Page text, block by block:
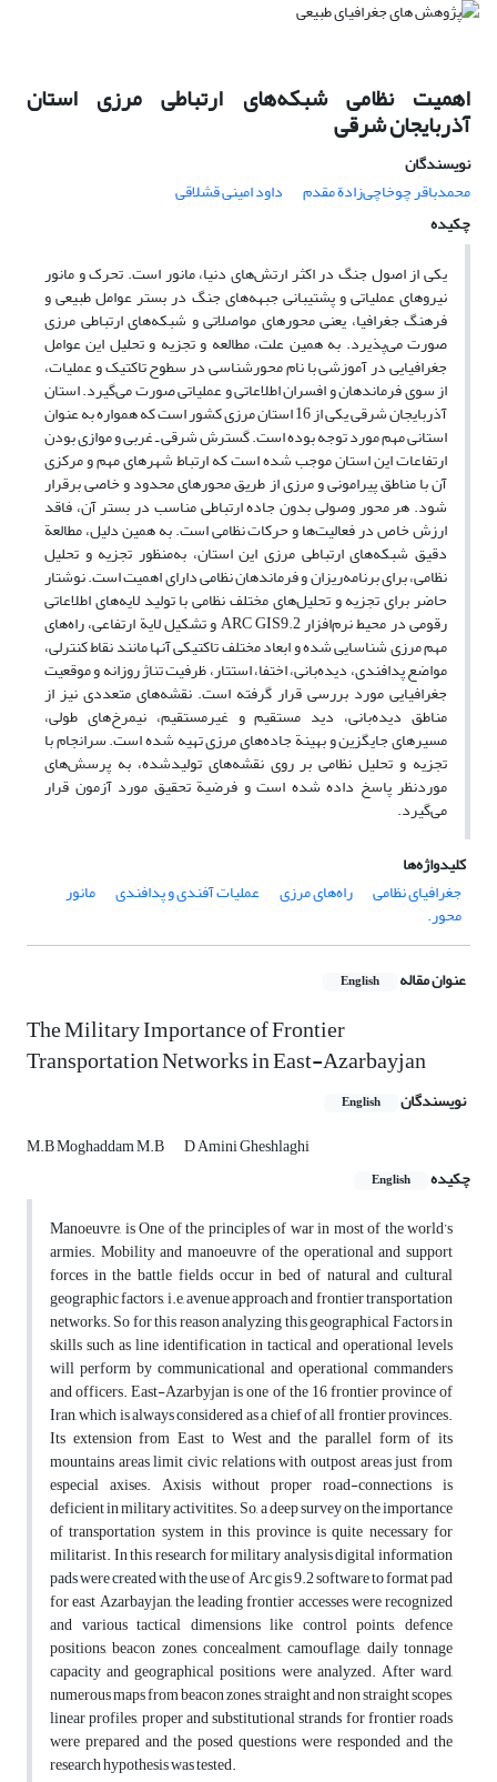
اهمیت نظامی شبکه‌های ارتباطی مرزی استان
آذربایجان شرقی
نویسندگان
محمدباقر چوخاچی‌زادة مقدم
داود امینی قشلاقی
چکیده
یکی از اصول جنگ در اکثر ارتش‌های دنیا، مانور است. تحرک و مانور
نیروهای عملیاتی و پشتیبانی جبهه‌های جنگ در بستر عوامل طبیعی و
فرهنگ جغرافیا، یعنی محورهای مواصلاتی و شبکه‌های ارتباطی مرزی
صورت می‌پذیرد. به همین علت، مطالعه و تجزیه و تحلیل این عوامل
جغرافیایی در آموزشی با نام محورشناسی در سطوح تاکتیک و عملیات،
از سوی فرماندهان و افسران اطلاعاتی و عملیاتی صورت می‌گیرد. استان
آذربایجان شرقی یکی از 16 استان مرزی کشور است که همواره به عنوان
استانی مهم مورد توجه بوده است. گسترش شرقی ـ غربی و موازی بودن
ارتفاعات این استان موجب شده است که ارتباط شهرهای مهم و مرکزی
آن با مناطق پیرامونی و مرزی از طریق محورهای محدود و خاصی برقرار
شود. هر محور وصولی بدون جاده ارتباطی مناسب در بستر آن، فاقد
ارزش خاص در فعالیت‌ها و حرکات نظامی است. به همین دلیل، مطالعة
دقیق شبکه‌های ارتباطی مرزی این استان، به‌منظور تجزیه و تحلیل
نظامی، برای برنامه‌ریزان و فرماندهان نظامی دارای اهمیت است. نوشتار
حاضر برای تجزیه و تحلیل‌های مختلف نظامی با تولید لایه‌های اطلاعاتی
رقومی در محیط نرم‌افزار ARC GIS9.2 و تشکیل لایة ارتفاعی، راه‌های
مهم مرزی شناسایی شده و ابعاد مختلف تاکتیکی آنها مانند نقاط کنترلی،
مواضع پدافندی، دیده‌بانی، اختفا، استتار، ظرفیت تناژ روزانه و موقعیت
جغرافیایی مورد بررسی قرار گرفته است. نقشه‌های متعددی نیز از
مناطق دیده‌بانی، دید مستقیم و غیرمستقیم، نیمرخ‌های طولی،
مسیرهای جایگزین و بهینة جاده‌های مرزی تهیه شده است. سرانجام با
تجزیه و تحلیل نظامی بر روی نقشه‌های تولید‌شده، به پرسش‌های
موردنظر پاسخ داده شده است و فرضیة تحقیق مورد آزمون قرار
می‌گیرد.
کلیدواژه‌ها
جغرافیای نظامی
راه‌های مرزی عملیات آفندی و پدافندی مانور
محور.
عنوان مقاله English
The Military Importance of Frontier
Transportation Networks in East-Azarbayjan
نویسندگان English
M.B Moghaddam M.B
D Amini Gheshlaghi
چکیده
English
Manoeuvre, is One of the principles of war in most of the world’s
armies. Mobility and manoeuvre of the operational and support
forces in the battle fields occur in bed of natural and cultural
geographic factors, i.e, avenue approach and frontier transportation
networks. So for this reason analyzing this geographical Factors in
skills such as line identification in tactical and operational levels
will perform by communicational and operational commanders
and officers. East-Azarbyjan is one of the 16 frontier province of
Iran, which is always considered as a chief of all frontier provinces.
Its extension from East to West and the parallel form of its
mountains areas limit civic relations with outpost areas just from
especial axises. Axisis without proper road-connections is
deficient in military activitites. So, a deep survey on the importance
of transportation system in this province is quite necessary for
militarist. In this research for military analysis digital information
pads were created with the use of Arc gis 9.2 software to format pad
for east Azarbayjan, the leading frontier accesses were recognized
and various tactical dimensions like control points, defence
positions, beacon zones, concealment, camouflage, daily tonnage
capacity and geographical positions were analyzed. After ward,
numerous maps from beacon zones, straight and non straight scopes,
linear profiles, proper and substitutional strands for frontier roads
were prepared and the posed questions were responded and the
research hypothesis was tested.